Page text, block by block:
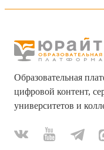
Образовательная
цифровой контент,
университетов и